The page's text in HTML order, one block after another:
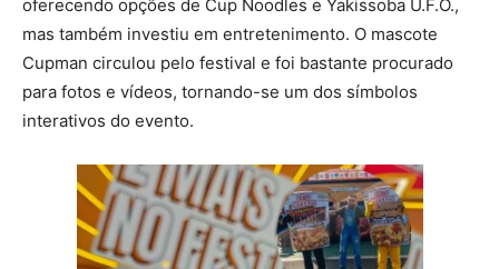
oferecendo opções de Cup Noodles e Yakissoba U.F.O.,
mas também investiu em entretenimento. O mascote
Cupman circulou pelo festival e foi bastante procurado
para fotos e vídeos, tornando-se um dos símbolos
interativos do evento.